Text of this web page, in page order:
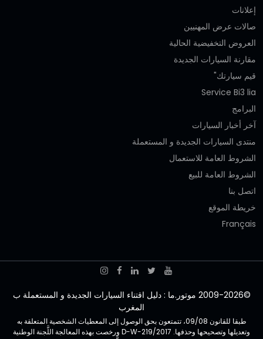
إعلانات
صالات عرض المهنيين
العروض التخفيضية الحالية
مقارنة السيارات الجديدة
قيم سيارتك"
Service Bi3 lia
البرامج
آخر أخبار السيارات
منتدى السيارات الجديدة و المستعملة
الشروط العامة للاستعمال
الشروط العامة للبيع
اتصل بنا
خريطة الموقع
Français
©2009-2026 موتور.ما : دليل اقتناء السيارات الجديدة و المستعملة ب
المغرب
طبقا للقانون 09/08، تتمتعون بحق الوصول إلى المعطيات الشخصية المتعلقة به
وتعديلها وتصحيحها وحذفها. D-W-219/2017 ورخصت بهذه المعالجة اللَّجنة الوطنية